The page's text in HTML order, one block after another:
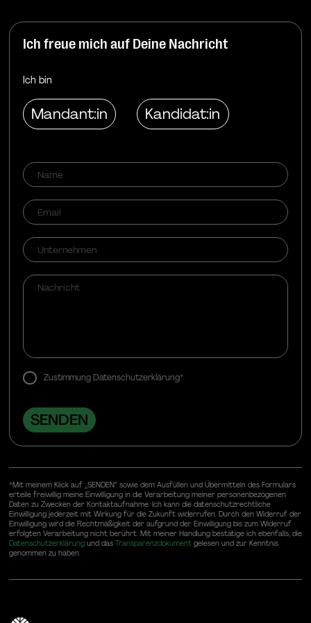
When giving my voluntary and explicit consent, I was
aware that an adequate level of data protection may not
Ich freue mich auf Deine Nachricht
Ich bin
Mandant:in Kandidat:in
Zustimmung Datenschutzerklärung*
*Mit meinem Klick auf „SENDEN“ sowie dem Ausfüllen und Übermitteln des Formulars
erteile freiwillig meine Einwilligung in die Verarbeitung meiner personenbezogenen
Daten zu Zwecken der Kontaktaufnahme. Ich kann die datenschutzrechtliche
Einwilligung jederzeit mit Wirkung für die Zukunft widerrufen. Durch den Widerruf der
Einwilligung wird die Rechtmäßigkeit der aufgrund der Einwilligung bis zum Widerruf
erfolgten Verarbeitung nicht berührt. Mit meiner Handlung bestätige ich ebenfalls, die
Datenschutzerklärungund das Transparenzdokumentgelesen und zur Kenntnis
genommen zu haben.